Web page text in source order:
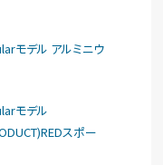
モデル アルミニウ
モデル
スポー